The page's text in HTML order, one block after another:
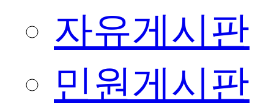
자유게시판
민원게시판